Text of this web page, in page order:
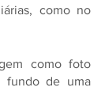
como no
como foto
fundo de uma